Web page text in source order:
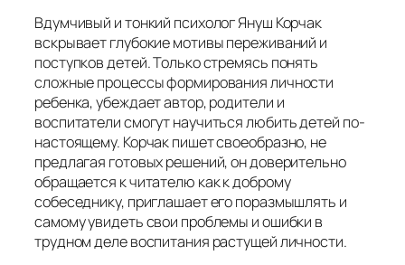
Вдумчивый и тонкий психолог Януш Корчак
вскрывает глубокие мотивы переживаний и
поступков детей. Только стремясь понять
сложные процессы формирования личности
ребенка, убеждает автор, родители и
воспитатели смогут научиться любить детей по-
настоящему. Корчак пишет своеобразно, не
предлагая готовых решений, он доверительно
обращается к читателю как к доброму
собеседнику, приглашает его поразмышлять и
самому увидеть свои проблемы и ошибки в
трудном деле воспитания растущей личности.